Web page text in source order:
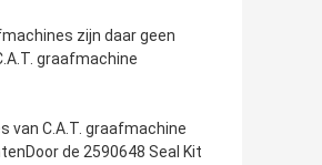
zijn daar geen
graafmachine
van C.A.T. graafmachine
de 2590648 Seal Kit